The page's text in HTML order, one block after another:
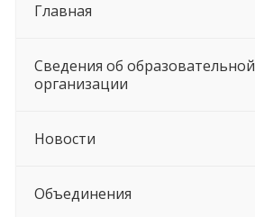
Главная
Сведения об образовательной
организации
Новости
Объединения